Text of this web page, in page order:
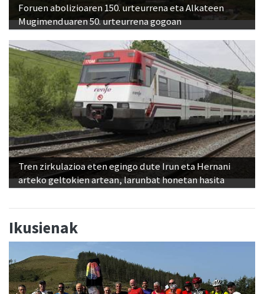
Foruen abolizioaren 150. urteurrena eta Alkateen
Mugimenduaren 50. urteurrena gogoan
Tren zirkulazioa eten egingo dute Irun eta Hernani
arteko geltokien artean, larunbat honetan hasita
Ikusienak